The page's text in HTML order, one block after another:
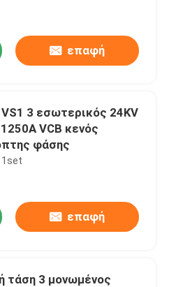
επαφή
3 εσωτερικός 24KV
VCB κενός
φάσης
1set
επαφή
τάση 3 μονωμένος